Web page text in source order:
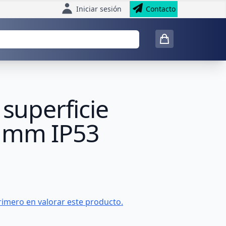
Iniciar sesión Contacto
IP53
en valorar este producto.